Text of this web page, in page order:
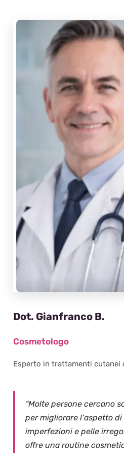
Dot. Gianfranco B.
Cosmetologo
Esperto in trattamenti cutanei
“Molte persone cercano
per migliorare l’aspetto
imperfezioni e pelle
offre una routine